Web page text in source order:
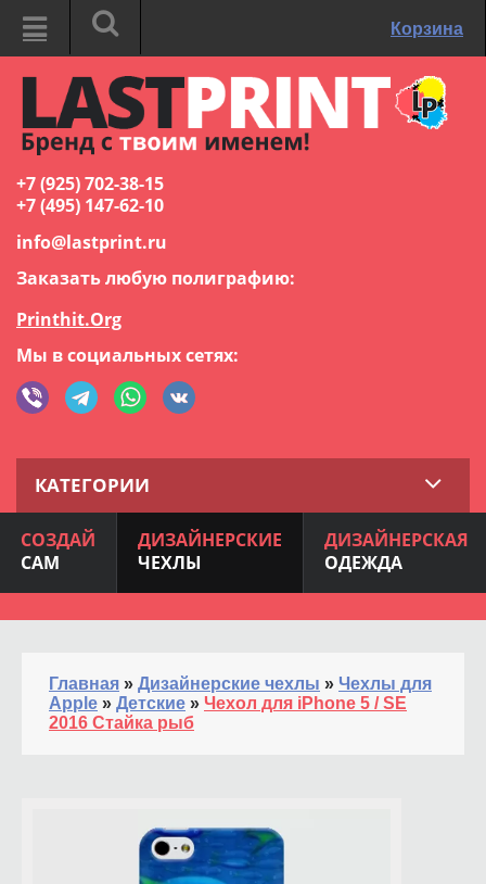
Корзина
+7 (925) 702-38-15
+7 (495) 147-62-10
info@lastprint.ru
Заказать любую полиграфию:
Printhit.Org
Мы в социальных сетях:
КАТЕГОРИИ
СОЗДАЙ
САМ
ДИЗАЙНЕРСКИЕ
ЧЕХЛЫ
ДИЗАЙНЕРСКАЯ
ОДЕЖДА
Главная » Дизайнерские чехлы » Чехлы для
Apple » Детские » Чехол для iPhone 5 / SE
2016 Стайка рыб